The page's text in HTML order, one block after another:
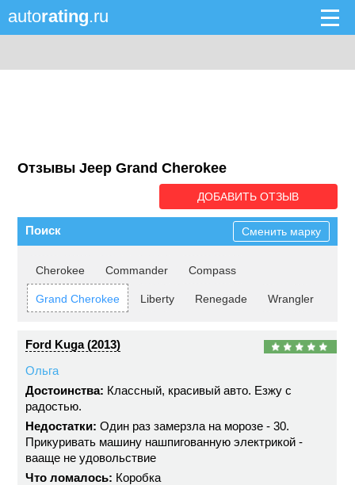
autorating.ru
Отзывы Jeep Grand Cherokee
ДОБАВИТЬ ОТЗЫВ
Поиск Сменить марку
Cherokee Commander Compass
Grand Cherokee Liberty Renegade Wrangler
Ford Kuga (2013)
Ольга
Достоинства: Классный, красивый авто. Езжу с
радостью.
Недостатки: Один раз замерзла на морозе - 30.
Прикуривать машину нашпигованную электрикой -
вааще не удовольствие
Что ломалось: Коробка